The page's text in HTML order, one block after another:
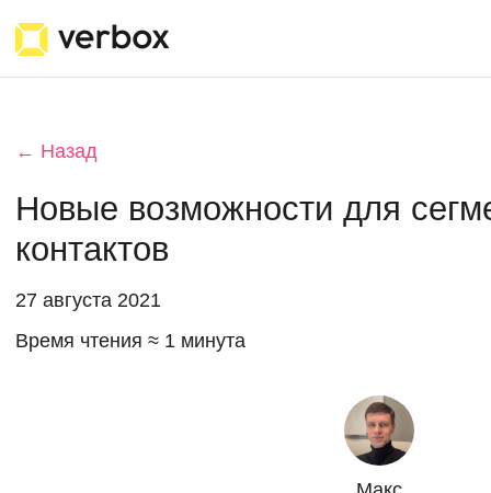
← Назад
Новые возможности для
контактов
27 августа 2021
Время чтения ≈ 1 минута